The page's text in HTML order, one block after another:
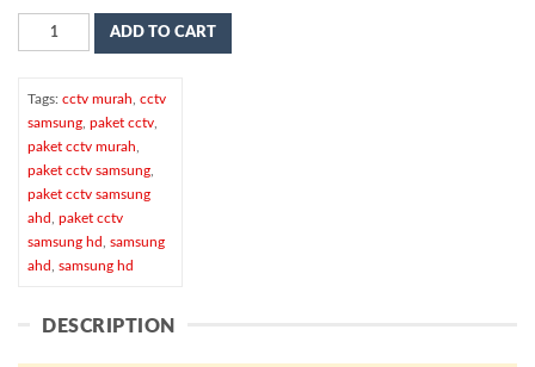
Paket
CCTV
HD
2.0
MP
Standard
(Promo)
quantity
ADD TO CART
Tags: cctv murah cctv
samsung paket cctv
paket cctv murah
paket cctv samsung
paket cctv samsung
ahd
paket cctv
samsung hd
samsung
ahd
samsung hd
DESCRIPTION